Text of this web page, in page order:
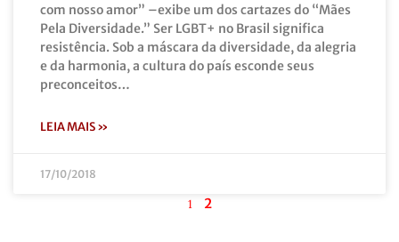
com nosso amor” –exibe um dos cartazes do “Mães
Pela Diversidade.” Ser LGBT+ no Brasil significa
resistência. Sob a máscara da diversidade, da alegria
e da harmonia, a cultura do país esconde seus
preconceitos…
LEIA MAIS »
17/10/2018
1 2